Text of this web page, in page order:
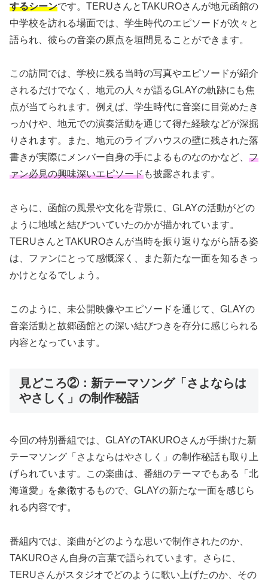
するシーンです。TERUさんとTAKUROさんが地元函館の
中学校を訪れる場面では、学生時代のエピソードが次々と
語られ、彼らの音楽の原点を垣間見ることができます。
この訪問では、学校に残る当時の写真やエピソードが紹介
されるだけでなく、地元の人々が語るGLAYの軌跡にも焦
点が当てられます。例えば、学生時代に音楽に目覚めたき
っかけや、地元での演奏活動を通じて得た経験などが深掘
りされます。また、地元のライブハウスの壁に残された落
書きが実際にメンバー自身の手によるものなのかなど、 フ
ァン必見の興味深いエピソードも披露されます。
さらに、函館の風景や文化を背景に、GLAYの活動がどの
ように地域と結びついていたのかが描かれています。
TERUさんとTAKUROさんが当時を振り返りながら語る姿
は、ファンにとって感慨深く、また新たな一面を知るきっ
かけとなるでしょう。
このように、未公開映像やエピソードを通じて、GLAYの
音楽活動と故郷函館との深い結びつきを存分に感じられる
内容となっています。
見どころ②：新テーマソング「さよならは
やさしく」の制作秘話
今回の特別番組では、GLAYのTAKUROさんが手掛けた新
テーマソング「さよならはやさしく」の制作秘話も取り上
げられています。この楽曲は、番組のテーマでもある「北
海道愛」を象徴するもので、GLAYの新たな一面を感じら
れる内容です。
番組内では、楽曲がどのような思いで制作されたのか、
TAKUROさん自身の言葉で語られています。さらに、
TERUさんがスタジオでどのように歌い上げたのか、その